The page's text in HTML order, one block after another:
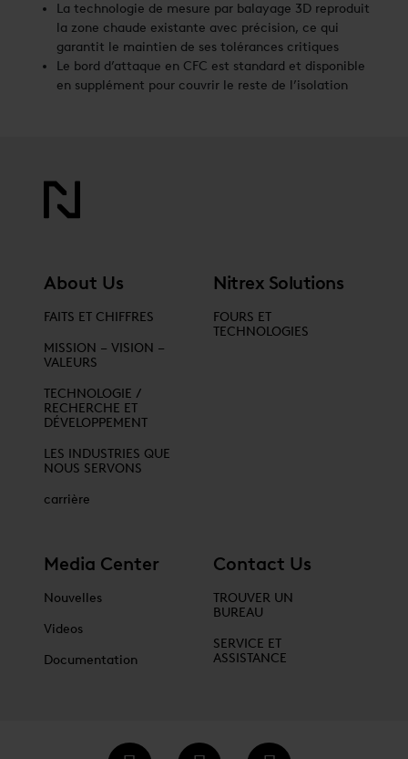
La technologie de mesure par balayage 3D reproduit
la zone chaude existante avec précision, ce qui
garantit le maintien de ses tolérances critiques
Le bord d’attaque en CFC est standard et disponible
en supplément pour couvrir le reste de l’isolation
About Us
FAITS ET CHIFFRES
MISSION – VISION –
VALEURS
TECHNOLOGIE /
RECHERCHE ET
DÉVELOPPEMENT
LES INDUSTRIES QUE
NOUS SERVONS
carrière
Nitrex Solutions
FOURS ET
TECHNOLOGIES
Media Center
Nouvelles
Videos
Documentation
Contact Us
TROUVER UN
BUREAU
SERVICE ET
ASSISTANCE